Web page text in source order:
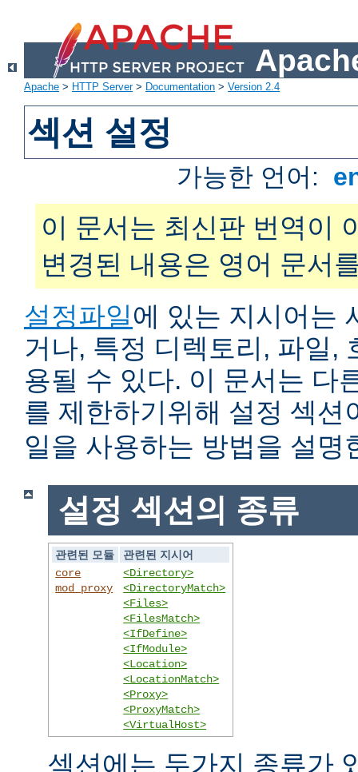
Apache > HTTP Server> Documentation > Version 2.4
섹션 설정
가능한 언어:
이 문서는 최신판 번역이
변경된 내용은 영어 문서
설정파일에 있는 지시어는
거나, 특정 디렉토리, 파일,
용될 수 있다. 이 문서는 다
를 제한하기위해 설정 섹션
일을 사용하는 방법을 설명
설정 섹션의 종류
관련된 모듈
관련된 지시어
core
mod_proxy
<Directory>
<DirectoryMatch>
<Files>
<FilesMatch>
<IfDefine>
<IfModule>
<Location>
<LocationMatch>
<Proxy>
<ProxyMatch>
<VirtualHost>
섹션에는 두가지 종류가